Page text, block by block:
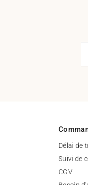
Délai de
Suivi de
CGV